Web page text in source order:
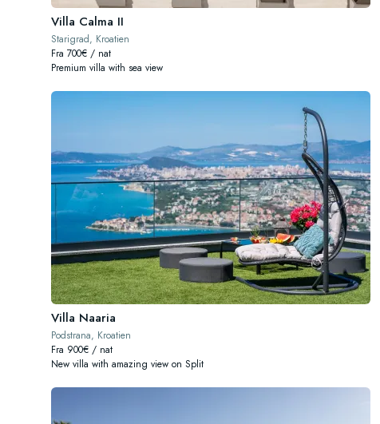
Villa Calma II
Starigrad, Kroatien
Fra 700€ / nat
Premium villa with sea view
Villa Naaria
Podstrana, Kroatien
Fra 900€ / nat
New villa with amazing view on Split